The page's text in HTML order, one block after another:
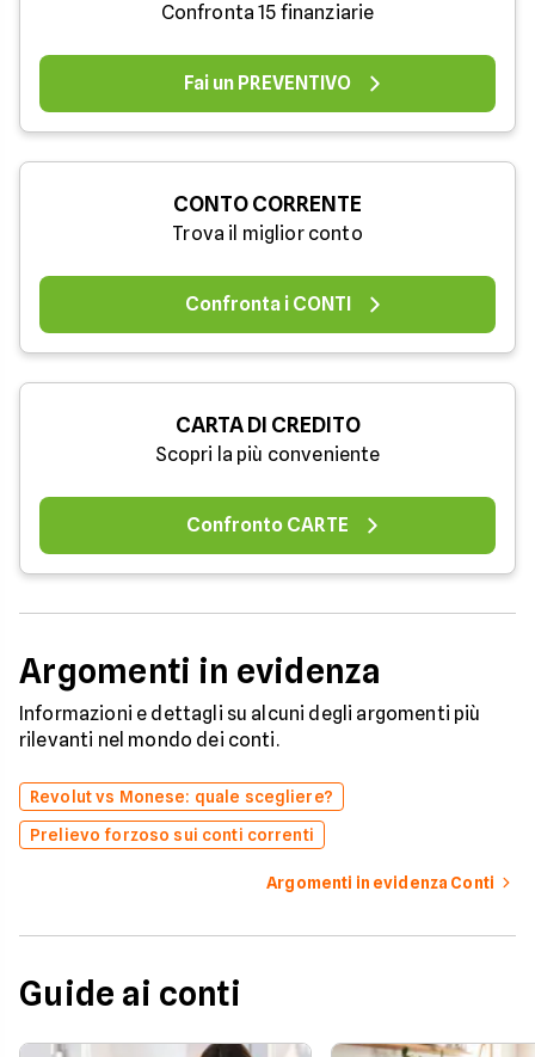
Confronta 15 finanziarie
Fai un PREVENTIVO
CONTO CORRENTE
Trova il miglior conto
Confronta i CONTI
CARTA DI CREDITO
Scopri la più conveniente
Confronto CARTE
Argomenti in evidenza
Informazioni e dettagli su alcuni degli argomenti più
rilevanti nel mondo dei conti.
Revolut vs Monese: quale scegliere?
Prelievo forzoso sui conti correnti
Argomenti in evidenza Conti
Guide ai conti